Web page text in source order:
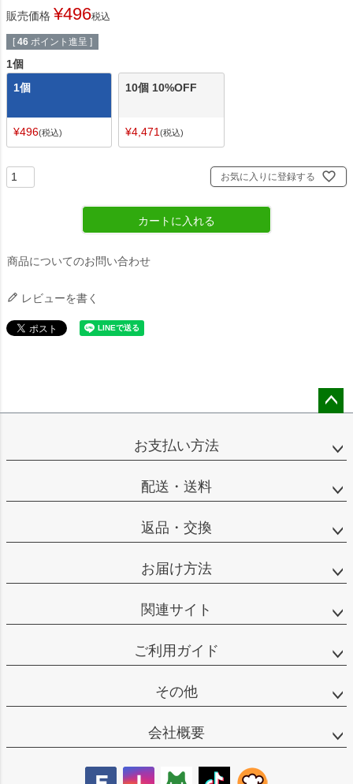
販売価格 ¥496税込
[ 46 ポイント進呈 ]
1個
1個
¥496 税込
10個 10%OFF
¥4,471 税込
お気に入りに登録する
カートに入れる
商品についてのお問い合わせ
レビューを書く
ップ
お支払い方法
配送・送料
返品・交換
お届け方法
関連サイト
ご利用ガイド
その他
会社概要